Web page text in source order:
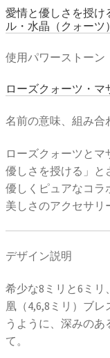
愛情と優しさを授け
ル・水晶（クォーツ
使用パワーストーン
ローズクォーツ・マ
名前の意味、組み合
ローズクォーツと
優しさを授ける」と
優しくピュアなコラ
美しさのアクセサリ
デザイン説明
希少な8ミリと6ミ
凰（4,6,8ミリ）ブ
うように、深みの
て。